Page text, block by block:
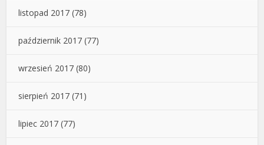
listopad 2017 (78)
październik 2017 (77)
wrzesień 2017 (80)
sierpień 2017 (71)
lipiec 2017 (77)